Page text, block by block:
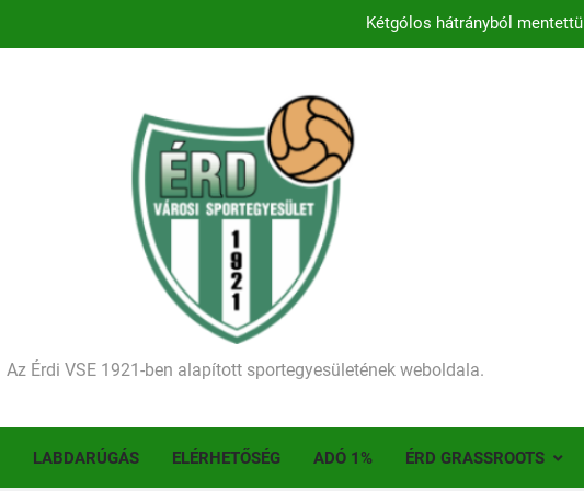
Kétgólos hátrányból
Történelmet írt az I. Érdi Football Fesztivál – több mint 200
Ellenfelünk visszalépése miatt játék nélkül jutottunk
Kezdődik a 2026–2027-es szezon –
Történelmet írt az I. Érdi Football Fesztivál – több mint 200
Az Érdi VSE 1921-ben alapított sportegyesületének weboldala.
LABDARÚGÁS ELÉRHETŐSÉG ADÓ 1% ÉRD GRASSROOTS